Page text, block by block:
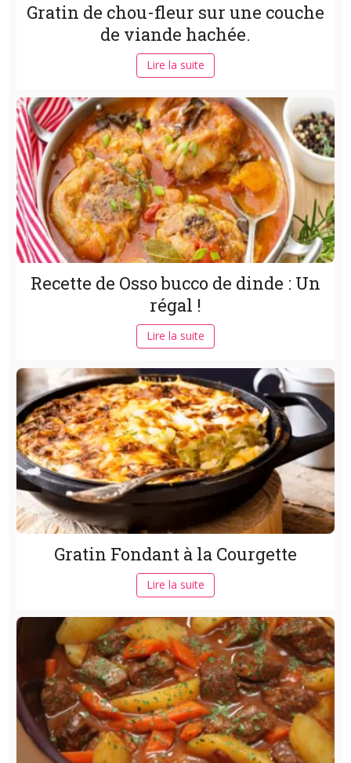
Gratin de chou-fleur sur une couche
de viande hachée.
Lire la suite
Recette de Osso bucco de dinde : Un
régal !
Lire la suite
Gratin Fondant à la Courgette
Lire la suite